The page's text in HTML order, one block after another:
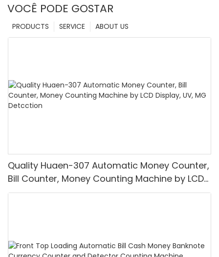
VOCÊ PODE GOSTAR
ABOUT US
SERVICE
PRODUCTS
Quality Huaen-307 Automatic Money Counter,
Bill Counter, Money Counting Machine by LCD
Display, UV, MG Detcction